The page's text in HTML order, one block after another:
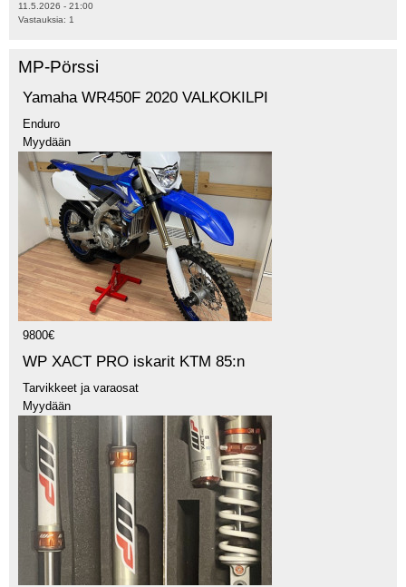
11.5.2026 - 21:00
Vastauksia: 1
MP-Pörssi
Yamaha WR450F 2020 VALKOKILPI
Enduro
Myydään
9800€
WP XACT PRO iskarit KTM 85:n
Tarvikkeet ja varaosat
Myydään